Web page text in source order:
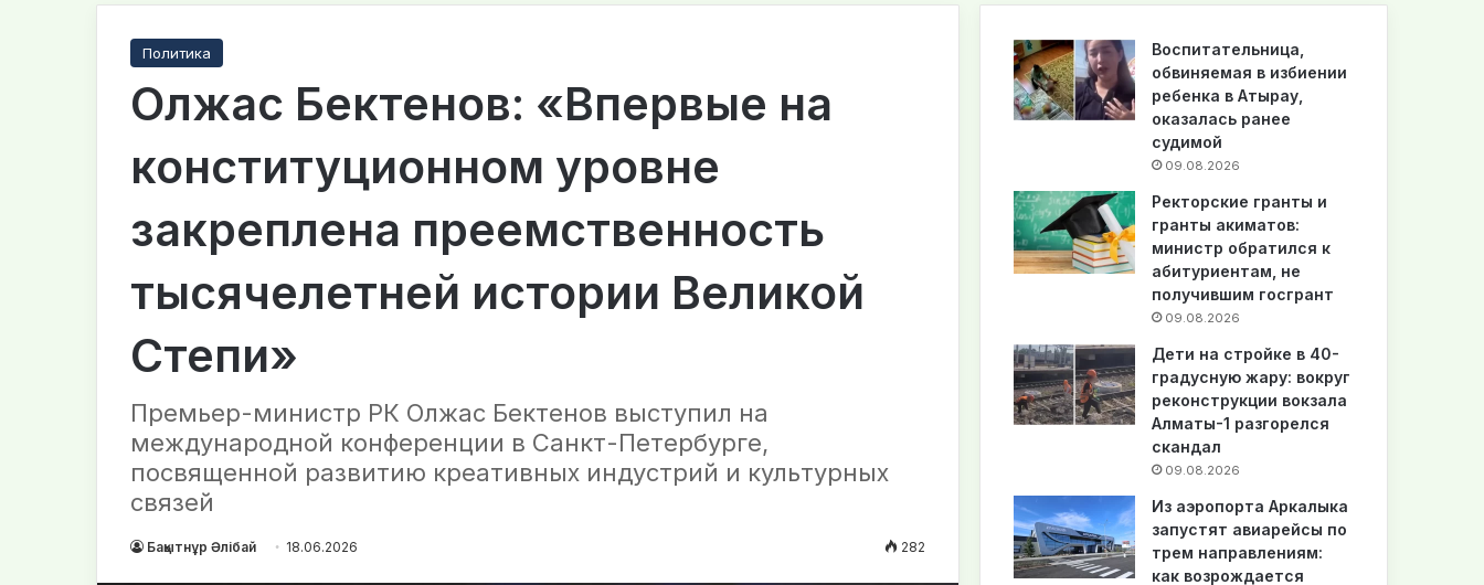
Политика
Олжас Бектенов: «Впервые на
конституционном уровне
закреплена преемственность
тысячелетней истории Великой
Степи»
Премьер-министр РК Олжас Бектенов выступил на
международной конференции в Санкт-Петербурге,
посвященной развитию креативных индустрий и культурных
связей
Бақытнұр Әлібай 18.06.2026 282
Воспитательница,
обвиняемая в избиении
ребенка в Атырау,
оказалась ранее
судимой
09.08.2026
Ректорские гранты и
гранты акиматов:
министр обратился к
абитуриентам, не
получившим госгрант
09.08.2026
Дети на стройке в 40-
градусную жару: вокруг
реконструкции вокзала
Алматы-1 разгорелся
скандал
09.08.2026
Из аэропорта Аркалыка
запустят авиарейсы по
трем направлениям:
как возрождается